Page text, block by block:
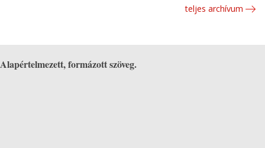
teljes archívum
Alapértelmezett, formázott szöveg.